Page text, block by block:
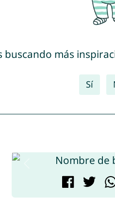
buscando más
Sí